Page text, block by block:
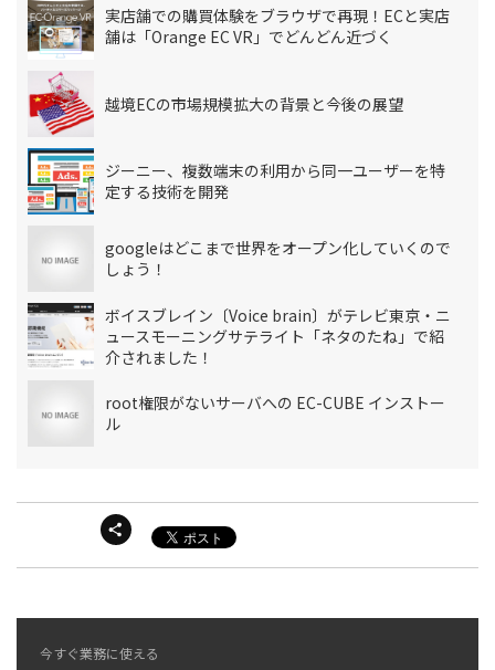
実店舗での購買体験をブラウザで再現！ECと実店
舗は「Orange EC VR」でどんどん近づく
越境ECの市場規模拡大の背景と今後の展望
ジーニー、複数端末の利用から同一ユーザーを特
定する技術を開発
googleはどこまで世界をオープン化していくので
しょう！
ボイスブレイン〔Voice brain〕がテレビ東京・ニ
ュースモーニングサテライト「ネタのたね」で紹
介されました！
root権限がないサーバへの EC-CUBE インストー
ル
今すぐ業務に使える